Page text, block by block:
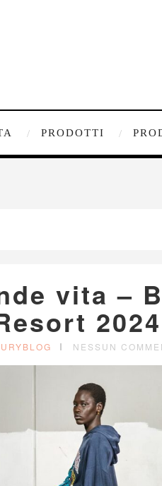
PRODOTTI
vita –
2024
NESSUN